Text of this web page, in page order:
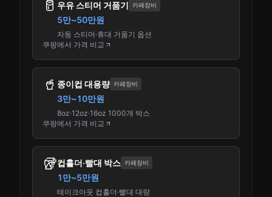
🥛 우유 스티머 거품기 카페장비
5만~50만원
자동 스티머·휴대 거품기 옵션
쿠팡에서 가격 비교
🥤 종이컵 대용량 카페장비
3만~10만원
8oz·12oz·16oz 1000개 박스
쿠팡에서 가격 비교
🥡컵홀더·빨대 박스 카페장비
1만~5만원
테이크아웃 컵홀더·빨대 대량